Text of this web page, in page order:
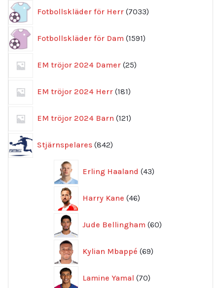
Fotbollskläder för Herr 7033
produkter
Fotbollskläder för Dam 1591
produkter
EM tröjor 2024 Damer 25
produkter
EM tröjor 2024 Herr 181
produkter
EM tröjor 2024 Barn 121
produkter
Stjärnspelares 842
produkter
Erling Haaland 43
produkter
Harry Kane 46
produkter
Jude Bellingham 60
produkter
Kylian Mbappé 69
produkter
Lamine Yamal 70
produkter